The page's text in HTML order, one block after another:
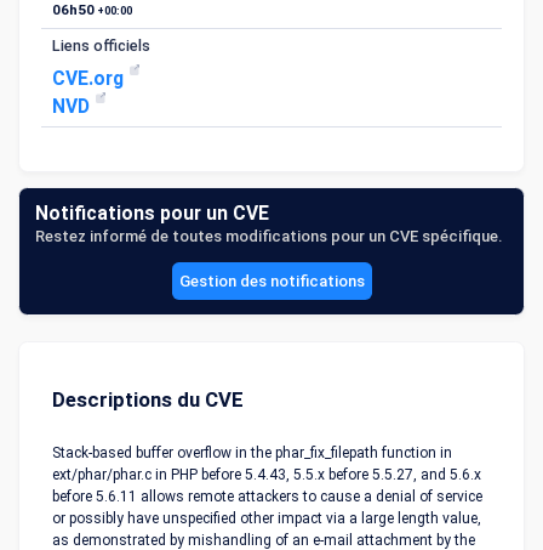
06h50 +00:00
Liens officiels
CVE.org
NVD
Notifications pour un CVE
Restez informé de toutes modifications pour un CVE spécifique.
Gestion des notifications
Descriptions du CVE
Stack-based buffer overflow in the phar_fix_filepath function in
ext/phar/phar.c in PHP before 5.4.43, 5.5.x before 5.5.27, and 5.6.x
before 5.6.11 allows remote attackers to cause a denial of service
or possibly have unspecified other impact via a large length value,
as demonstrated by mishandling of an e-mail attachment by the